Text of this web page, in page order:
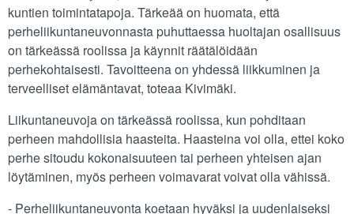
kuntien toimintatapoja. Tärkeää on huomata, että
perheliikuntaneuvonnasta puhuttaessa huoltajan osallisuus
on tärkeässä roolissa ja käynnit räätälöidään
perhekohtaisesti. Tavoitteena on yhdessä liikkuminen ja
terveelliset elämäntavat, toteaa Kivimäki.
Liikuntaneuvoja on tärkeässä roolissa, kun pohditaan
perheen mahdollisia haasteita. Haasteina voi olla, ettei koko
perhe sitoudu kokonaisuuteen tai perheen yhteisen ajan
löytäminen, myös perheen voimavarat voivat olla vähissä.
- Perheliikuntaneuvonta koetaan hyväksi ja uudenlaiseksi